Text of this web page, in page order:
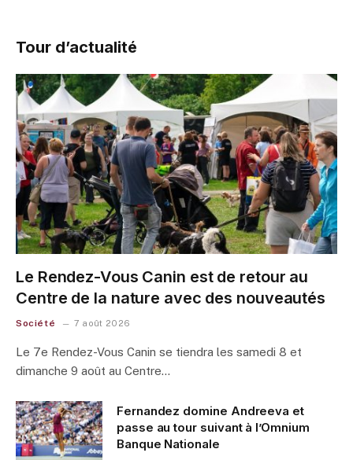
Tour d’actualité
Le Rendez-Vous Canin est de retour au
Centre de la nature avec des nouveautés
Société 7 août 2026
Le 7e Rendez-Vous Canin se tiendra les samedi 8 et
dimanche 9 août au Centre…
Fernandez domine Andreeva et
passe au tour suivant à l’Omnium
Banque Nationale